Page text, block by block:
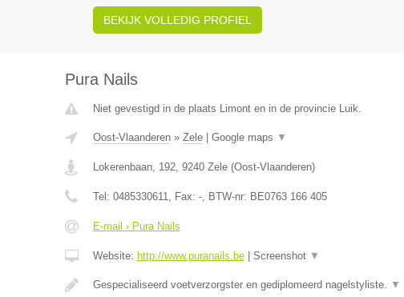
BEKIJK VOLLEDIG PROFIEL
Pura Nails
Niet gevestigd in de plaats Limont en in de provincie Luik.
Oost-Vlaanderen» Zele| Google maps ▼
Lokerenbaan, 192, 9240 Zele(Oost-Vlaanderen)
Tel: 0485330611, Fax: -, BTW-nr: BE0763 166 405
E-mail › Pura Nails
Website: http://www.puranails.be| Screenshot ▼
Gespecialiseerd voetverzorgster en gediplomeerd nagelstyliste. ▼